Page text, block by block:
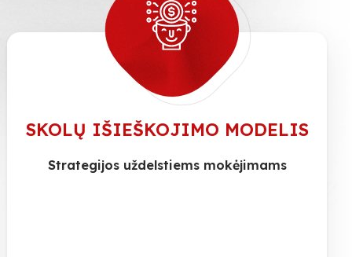
SKOLŲ IŠIEŠKOJIMO MODELIS
Strategijos uždelstiems mokėjimams